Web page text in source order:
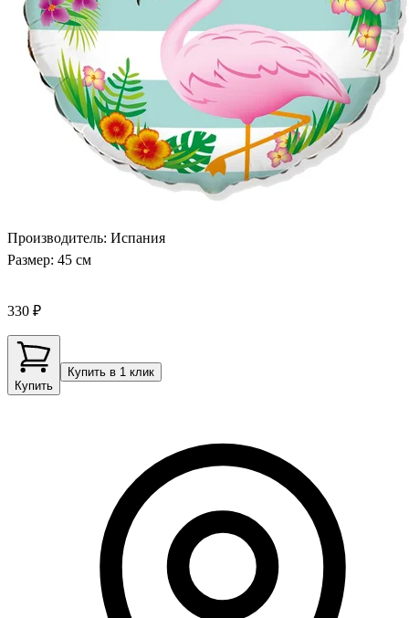
Производитель: Испания
Размер: 45 см
330 ₽
Купить
Купить в 1 клик